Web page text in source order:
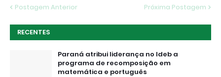
Postagem Anterior Próxima Postagem
RECENTES
Paraná atribui liderança no Ideb a
programa de recomposição em
matemática e português